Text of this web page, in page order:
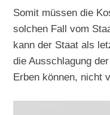
Somit müssen die
solchen Fall vom
kann der Staat als
die Ausschlagung
Erben können, nicht